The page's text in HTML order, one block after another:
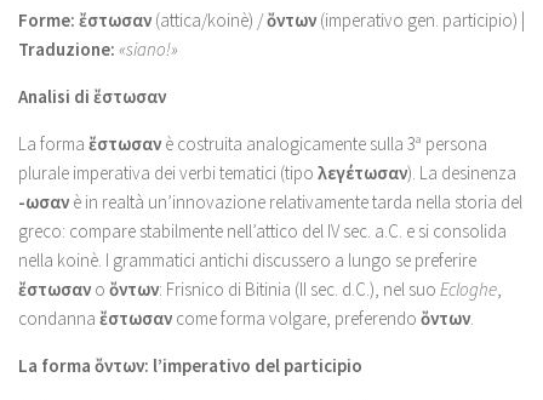
Forme: ἔστωσαν (attica/koinè) /ὄντων (imperativo gen. participio) |
Traduzione: «siano!»
Analisi di ἔστωσαν
La forma ἔστωσαν è costruita analogicamente sulla 3ª persona
plurale imperativa dei verbi tematici (tipo λεγέτωσαν). La desinenza
-ωσαν è in realtà un’innovazione relativamente tarda nella storia del
greco: compare stabilmente nell’attico del IV sec. a.C. e si consolida
nella koinè. I grammatici antichi discussero a lungo se preferire
ἔστωσαν o ὄντων: Frisnico di Bitinia (II sec. d.C.), nel suo Ecloghe,
condanna ἔστωσαν come forma volgare, preferendo ὄντων.
La forma ὄντων: l’imperativo del participio